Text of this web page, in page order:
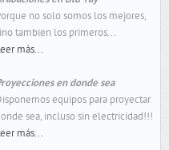
no solo somos los mejores,
tambien los primeros...
más...
en donde sea
equipos para proyectar
sea, incluso sin electricidad!!!
más...